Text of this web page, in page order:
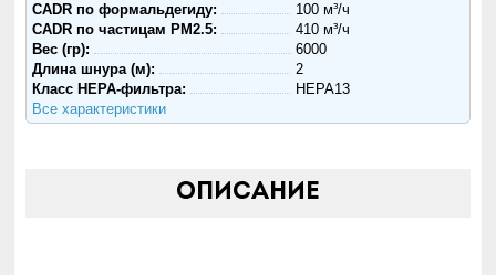
CADR по формальдегиду:
100 м³/ч
CADR по частицам PM2.5:
410 м³/ч
Вес (гр):
6000
Длина шнура (м):
2
Класс HEPA-фильтра:
HEPA13
Все характеристики
Описание